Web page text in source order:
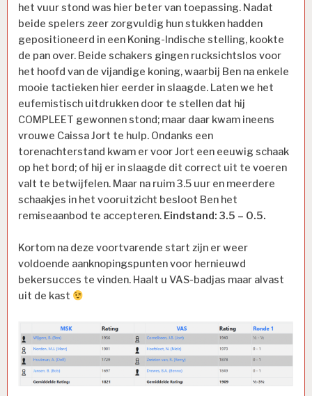
het vuur stond was hier beter van toepassing. Nadat
beide spelers zeer zorgvuldig hun stukken hadden
gepositioneerd in een Koning-Indische stelling, kookte
de pan over. Beide schakers gingen rucksichtslos voor
het hoofd van de vijandige koning, waarbij Ben na enkele
mooie tactieken hier eerder in slaagde. Laten we het
eufemistisch uitdrukken door te stellen dat hij
COMPLEET gewonnen stond; maar daar kwam ineens
vrouwe Caissa Jort te hulp. Ondanks een
torenachterstand kwam er voor Jort een eeuwig schaak
op het bord; of hij er in slaagde dit correct uit te voeren
valt te betwijfelen. Maar na ruim 3.5 uur en meerdere
schaakjes in het vooruitzicht besloot Ben het
remiseaanbod te accepteren. Eindstand: 3.5 – 0.5.
Kortom na deze voortvarende start zijn er weer
voldoende aanknopingspunten voor hernieuwd
bekersucces te vinden. Haalt u VAS-badjas maar alvast
uit de kast